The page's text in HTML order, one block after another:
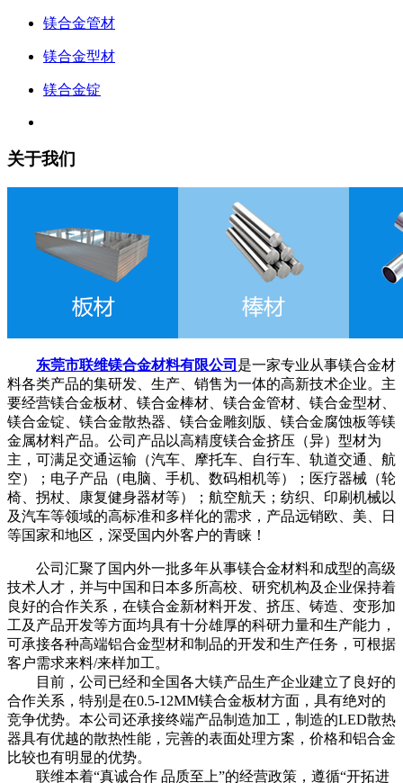
镁合金管材
镁合金型材
镁合金锭
关于我们
东莞市联维镁合金材料有限公司 是一家专业从事镁合金材
料各类产品的集研发、生产、销售为一体的高新技术企业。主
要经营镁合金板材、镁合金棒材、镁合金管材、镁合金型材、
镁合金锭、镁合金散热器、镁合金雕刻版、镁合金腐蚀板等镁
金属材料产品。公司产品以高精度镁合金挤压（异）型材为
主，可满足交通运输（汽车、摩托车、自行车、轨道交通、航
空）；电子产品（电脑、手机、数码相机等）；医疗器械（轮
椅、拐杖、康复健身器材等）；航空航天；纺织、印刷机械以
及汽车等领域的高标准和多样化的需求，产品远销欧、美、日
等国家和地区，深受国内外客户的青睐！
公司汇聚了国内外一批多年从事镁合金材料和成型的高级
技术人才，并与中国和日本多所高校、研究机构及企业保持着
良好的合作关系，在镁合金新材料开发、挤压、铸造、变形加
工及产品开发等方面均具有十分雄厚的科研力量和生产能力，
可承接各种高端铝合金型材和制品的开发和生产任务，可根据
客户需求来料/来样加工。
目前，公司已经和全国各大镁产品生产企业建立了良好的
合作关系，特别是在0.5-12MM镁合金板材方面，具有绝对的
竞争优势。本公司还承接终端产品制造加工，制造的LED散热
器具有优越的散热性能，完善的表面处理方案，价格和铝合金
比较也有明显的优势。
联维本着“真诚合作 品质至上”的经营政策，遵循“开拓进